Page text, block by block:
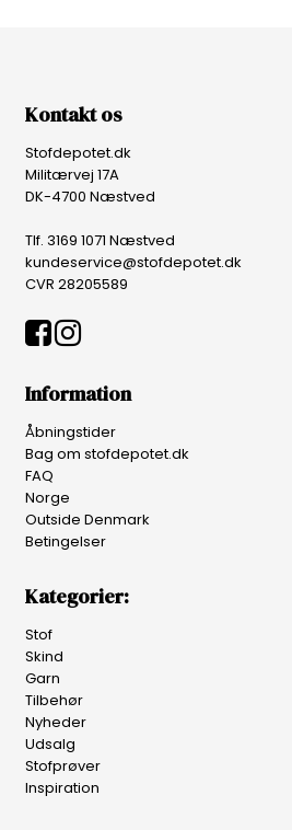
Kontakt os
Stofdepotet.dk
Militærvej 17A
DK-4700 Næstved
Tlf. 3169 1071 Næstved
kundeservice@stofdepotet.dk
CVR 28205589
Information
Åbningstider
Bag om stofdepotet.dk
FAQ
Norge
Outside Denmark
Betingelser
Kategorier:
Stof
Skind
Garn
Tilbehør
Nyheder
Udsalg
Stofprøver
Inspiration